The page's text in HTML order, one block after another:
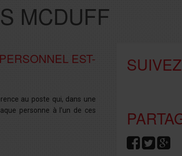
MCDUFF
EST-
au poste qui, dans une
personne à l’un de ces